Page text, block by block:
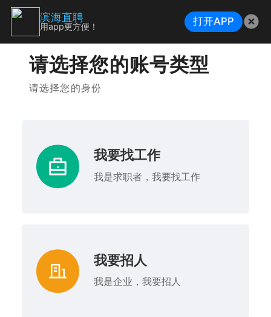
请选择您的账号类型
请选择您的身份
我要找工作
我是求职者，我要找工作
我要招人
我是企业，我要招人
滨海直聘
用app更方便！ 打开APP